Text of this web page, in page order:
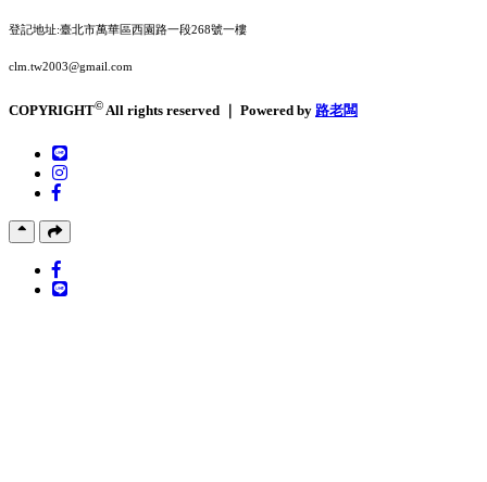
登記地址:臺北市萬華區西園路一段268號一樓
clm.tw2003@gmail.com
COPYRIGHT©All rights reserved ｜ Powered by 路老闆